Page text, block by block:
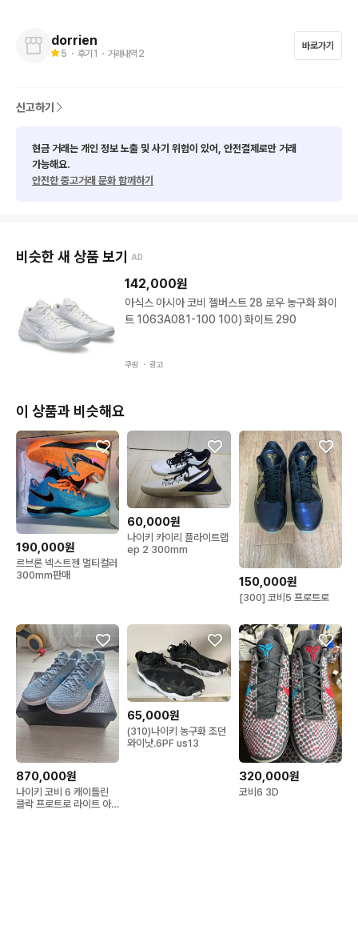
dorrien
5 ・ 후기 1 ・ 거래내역 2
바로가기
신고하기
현금 거래는 개인 정보 노출 및 사기 위험이 있어, 안전결제로만 거래
가능해요.
안전한 중고거래 문화 함께하기
비슷한 새 상품 보기 AD
142,000원
아식스 아시아 코비 젤버스트 28 로우 농구화 화이
트 1063A081-100 100) 화이트 290
쿠팡 ・ 광고
이 상품과 비슷해요
190,000원
르브론 넥스트젠 멀티컬러
300mm판매
60,000원
나이키 카이리 플라이트랩
ep 2 300mm
150,000원
[300] 코비5 프로트로
870,000원
나이키 코비 6 캐이틀린
클락 프로트로 라이트 아
65,000원
(310)나이키 농구화 조던
와이낫.6PF us13
320,000원
코비6 3D